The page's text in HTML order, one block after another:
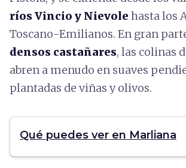
ríos Vincio y Nievole hasta los
Toscano-Emilianos. En gran
densos castañares, las colinas
abren a menudo en suaves
plantadas de viñas y olivos.
Qué puedes ver en Marliana